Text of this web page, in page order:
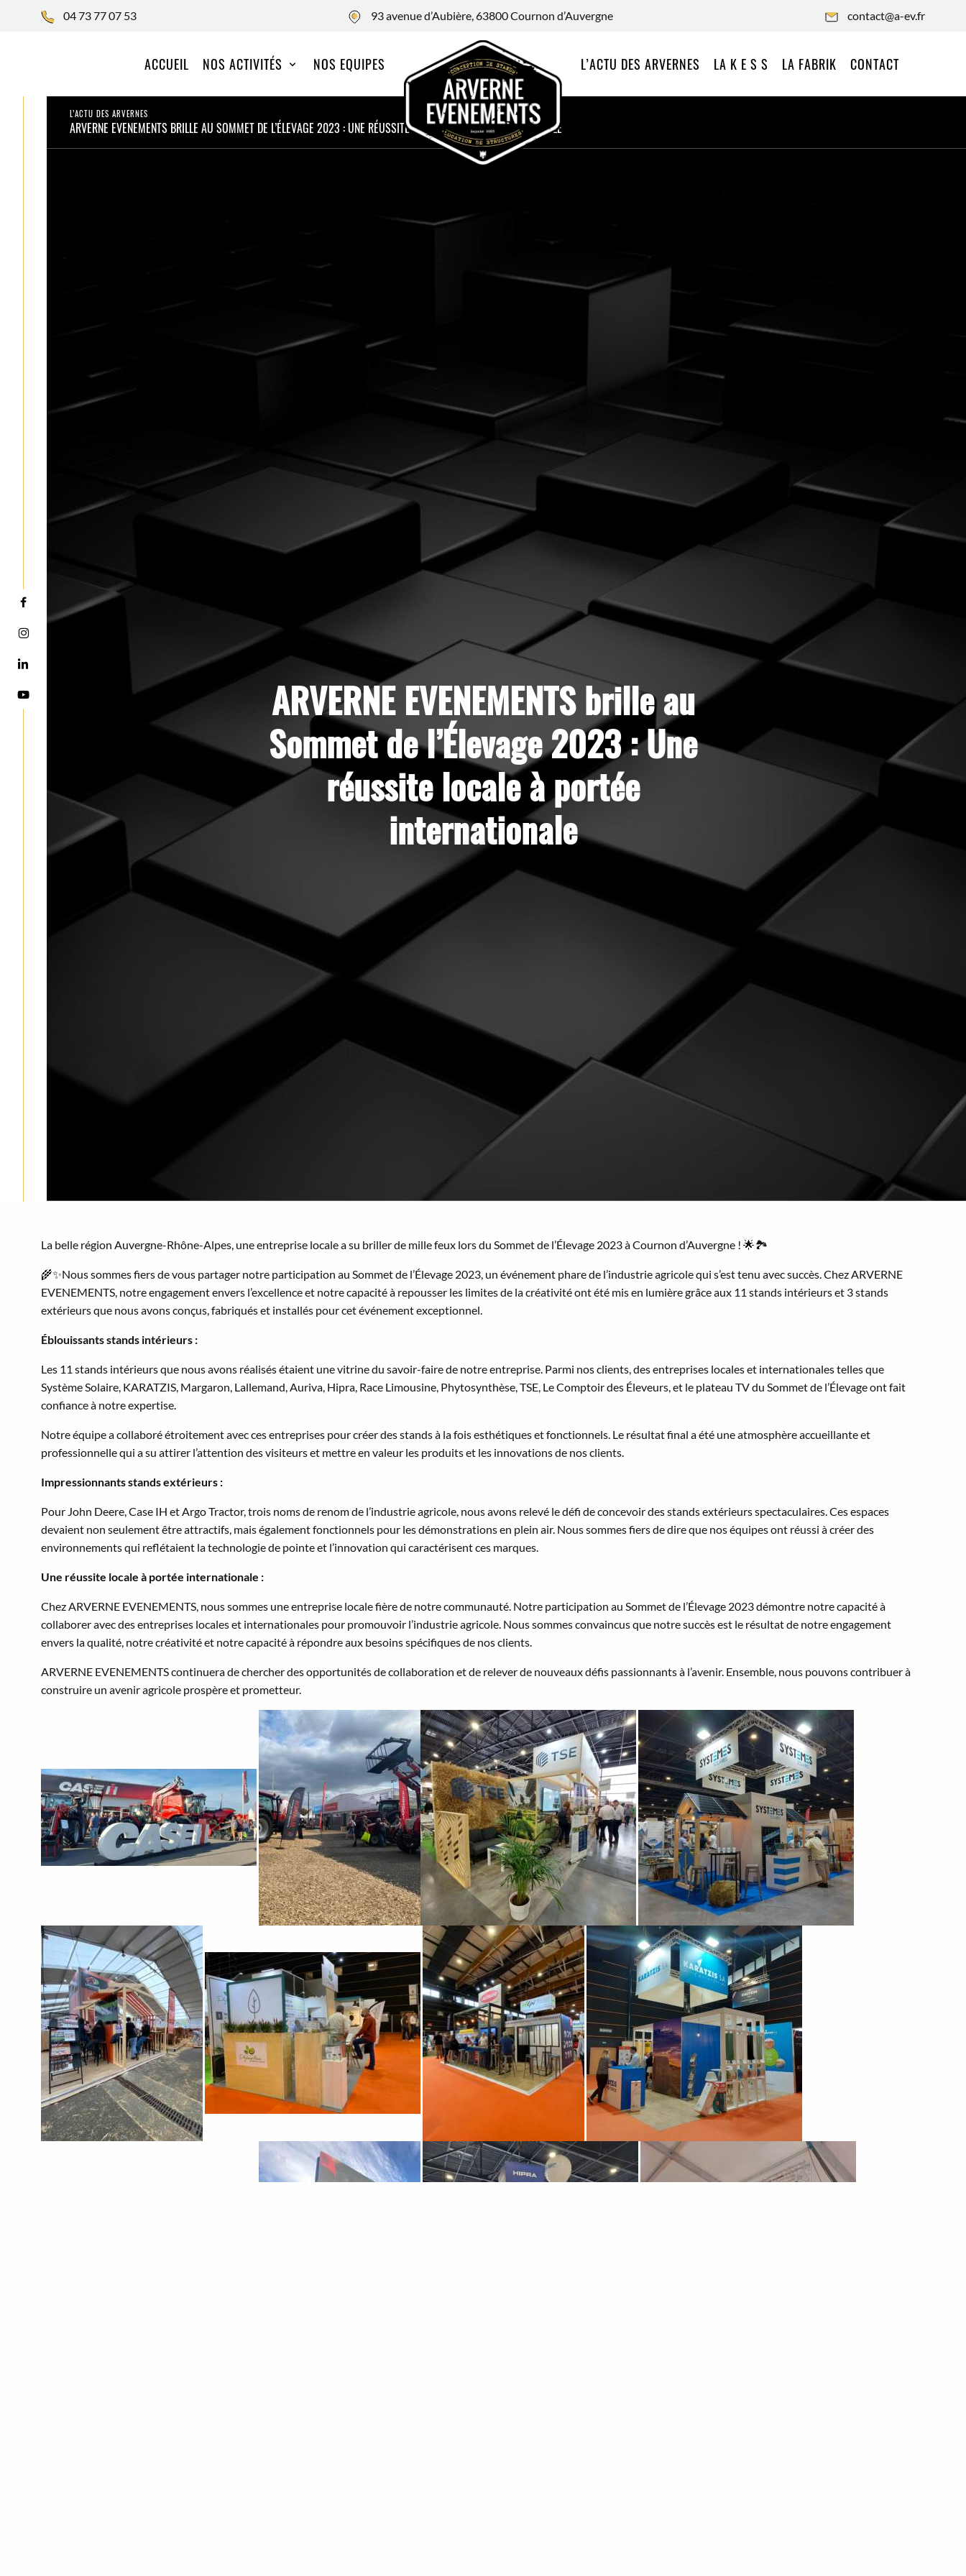
04 73 77 07 53 93 avenue d’Aubière, 63800 Cournon d’Auvergne contact@a-ev.fr
ACCUEIL NOS ACTIVITÉS NOS EQUIPES L’ACTU DES ARVERNES LA K E S S LA FABRIK CONTACT
L’ACTU DES ARVERNES
ARVERNE EVENEMENTS BRILLE AU SOMMET DE L’ÉLEVAGE 2023 : UNE RÉUSSITE LOCALE À PORTÉE INTERNATIONALE
ARVERNE EVENEMENTS brille au
Sommet de l’Élevage 2023 : Une
réussite locale à portée
internationale
La belle région Auvergne-Rhône-Alpes, une entreprise locale a su briller de mille feux lors du Sommet de l’Élevage 2023 à Cournon d’Auvergne ! 🌟🏞️
🌾✨Nous sommes fiers de vous partager notre participation au Sommet de l’Élevage 2023, un événement phare de l’industrie agricole qui s’est tenu avec succès. Chez ARVERNE
EVENEMENTS, notre engagement envers l’excellence et notre capacité à repousser les limites de la créativité ont été mis en lumière grâce aux 11 stands intérieurs et 3 stands
extérieurs que nous avons conçus, fabriqués et installés pour cet événement exceptionnel.
Éblouissants stands intérieurs :
Les 11 stands intérieurs que nous avons réalisés étaient une vitrine du savoir-faire de notre entreprise. Parmi nos clients, des entreprises locales et internationales telles que
Système Solaire, KARATZIS, Margaron, Lallemand, Auriva, Hipra, Race Limousine, Phytosynthèse, TSE, Le Comptoir des Éleveurs, et le plateau TV du Sommet de l’Élevage ont fait
confiance à notre expertise.
Notre équipe a collaboré étroitement avec ces entreprises pour créer des stands à la fois esthétiques et fonctionnels. Le résultat final a été une atmosphère accueillante et
professionnelle qui a su attirer l’attention des visiteurs et mettre en valeur les produits et les innovations de nos clients.
Impressionnants stands extérieurs :
Pour John Deere, Case IH et Argo Tractor, trois noms de renom de l’industrie agricole, nous avons relevé le défi de concevoir des stands extérieurs spectaculaires. Ces espaces
devaient non seulement être attractifs, mais également fonctionnels pour les démonstrations en plein air. Nous sommes fiers de dire que nos équipes ont réussi à créer des
environnements qui reflétaient la technologie de pointe et l’innovation qui caractérisent ces marques.
Une réussite locale à portée internationale :
Chez ARVERNE EVENEMENTS, nous sommes une entreprise locale fière de notre communauté. Notre participation au Sommet de l’Élevage 2023 démontre notre capacité à
collaborer avec des entreprises locales et internationales pour promouvoir l’industrie agricole. Nous sommes convaincus que notre succès est le résultat de notre engagement
envers la qualité, notre créativité et notre capacité à répondre aux besoins spécifiques de nos clients.
ARVERNE EVENEMENTS continuera de chercher des opportunités de collaboration et de relever de nouveaux défis passionnants à l’avenir. Ensemble, nous pouvons contribuer à
construire un avenir agricole prospère et prometteur.